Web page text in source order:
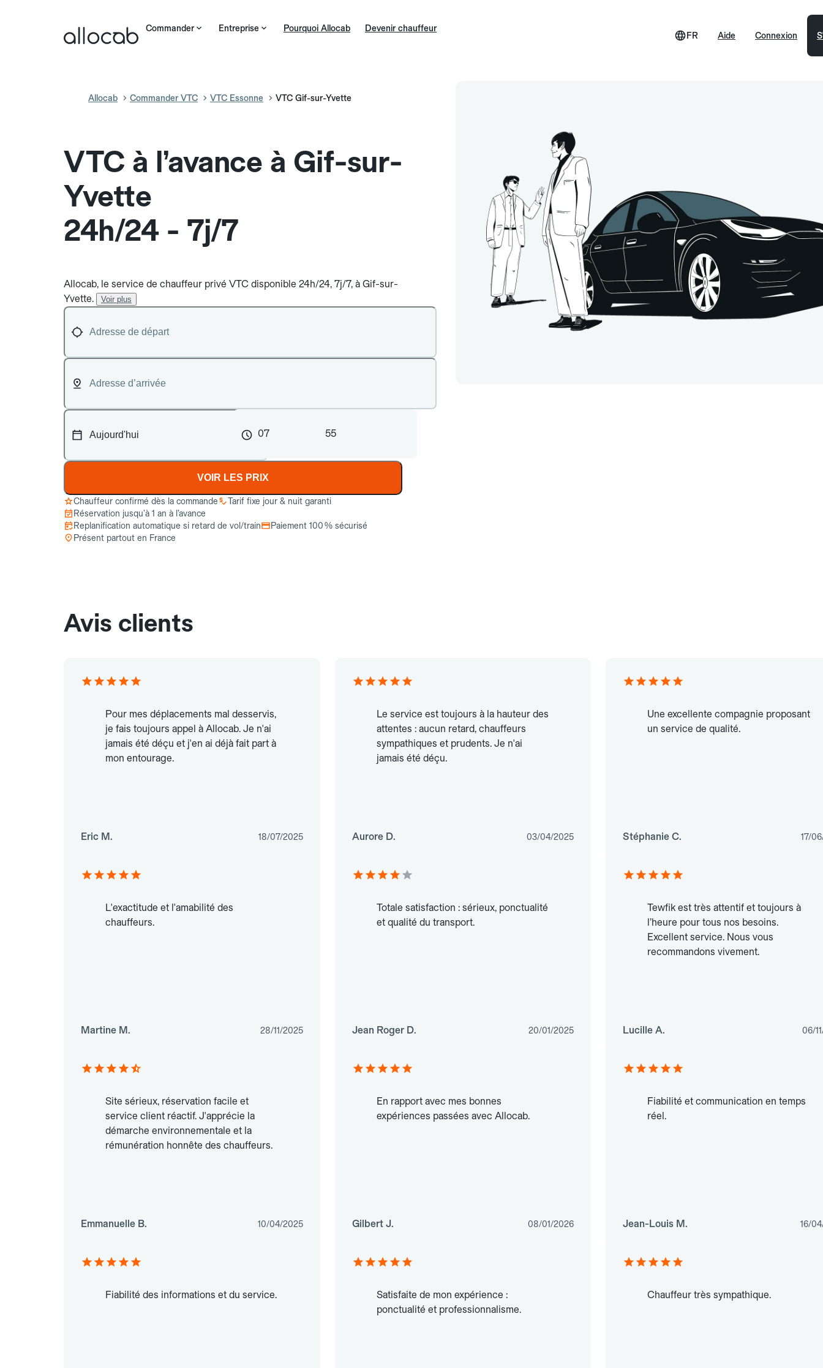
Commander Entreprise Pourquoi Allocab Devenir chauffeur
Aide
FR Connexion
Allocab Commander VTC VTC Essonne VTC Gif-sur-Yvette
VTC à l’avance à Gif-sur-
Yvette
24h/24 - 7j/7
Allocab, le service de chauffeur privé VTC disponible 24h/24, 7j/7, à Gif-sur-
Yvette.
Voir plus
07 55
VOIR LES PRIX
Chauffeur confirmé dès la commande
Tarif fixe jour & nuit garanti
Réservation jusqu’à 1 an à l’avance
Replanification automatique si retard de vol/train
Paiement 100 % sécurisé
Présent partout en France
Avis clients
Pour mes déplacements mal desservis,
je fais toujours appel à Allocab. Je n'ai
jamais été déçu et j'en ai déjà fait part à
mon entourage.
Eric M. 18/07/2025
Le service est toujours à la hauteur des
attentes : aucun retard, chauffeurs
sympathiques et prudents. Je n'ai
jamais été déçu.
Aurore D. 03/04/2025
Une excellente compagnie proposant
un service de qualité.
Stéphanie C. 17/
L'exactitude et l'amabilité des
chauffeurs.
Martine M. 28/11/2025
Totale satisfaction : sérieux, ponctualité
et qualité du transport.
Jean Roger D. 20/01/2025
Tewfik est très attentif et toujours à
l’heure pour tous nos besoins.
Excellent service. Nous vous
recommandons vivement.
Lucille A. 06/
Site sérieux, réservation facile et
service client réactif. J'apprécie la
démarche environnementale et la
rémunération honnête des chauffeurs.
Emmanuelle B. 10/04/2025
En rapport avec mes bonnes
expériences passées avec Allocab.
Gilbert J. 08/01/2026
Fiabilité et communication en temps
réel.
Jean-Louis M. 16/
Fiabilité des informations et du service.
Satisfaite de mon expérience :
ponctualité et professionnalisme.
Chauffeur très sympathique.